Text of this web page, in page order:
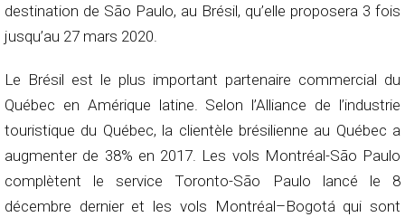
destination de São Paulo, au Brésil, qu’elle proposera 3 fois
jusqu’au 27 mars 2020.
Le Brésil est le plus important partenaire commercial du
Québec en Amérique latine. Selon l’Alliance de l’industrie
touristique du Québec, la clientèle brésilienne au Québec a
augmenter de 38% en 2017. Les vols Montréal-São Paulo
complètent le service Toronto-São Paulo lancé le 8
décembre dernier et les vols Montréal–Bogotá qui sont